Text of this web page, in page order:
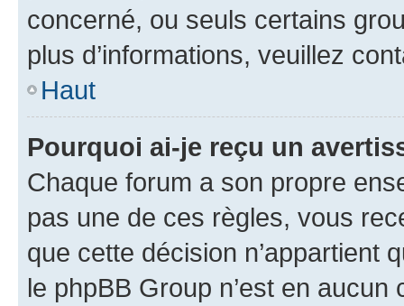
concerné, ou seuls certains
plus d’informations, veuillez
Haut
Pourquoi ai-je reçu un
Chaque forum a son propre
pas une de ces règles, vous
que cette décision n’appartient
le phpBB Group n’est en